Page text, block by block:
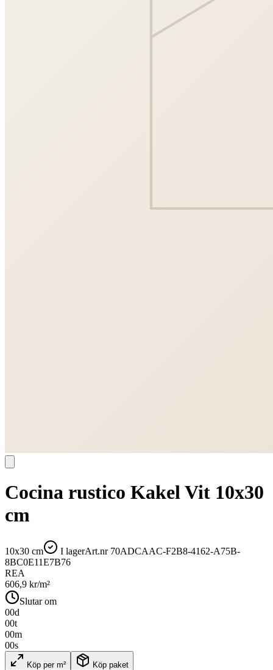
Cocina rustico Kakel Vit 10x30
cm
10x30 cm I lagerArt.nr 70ADCAAC-F2B8-4162-A75B-
8BC0E11E7B76
REA
606,9 kr/m²
Slutar om
00d
00t
00m
00s
Köp per m² Köp paket